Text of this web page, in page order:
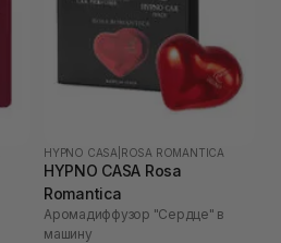
HYPNO CASA ROSA ROMANTICA
HYPNO CASA Rosa
Romantica
Аромадиффузор "Сердце" в
машину